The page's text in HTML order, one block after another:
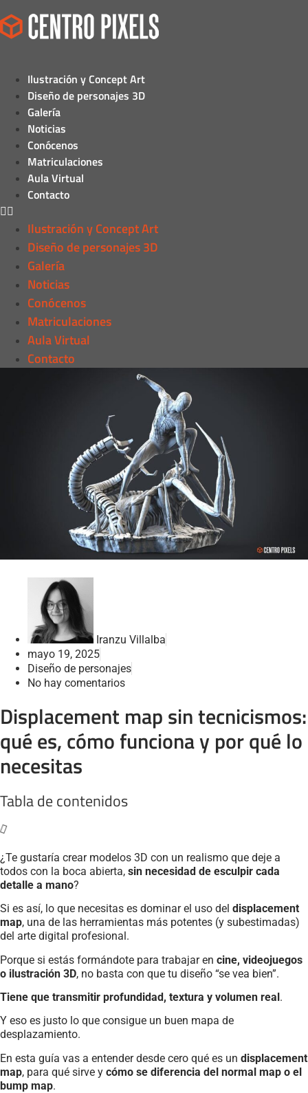
Ilustración y Concept Art
Diseño de personajes 3D
Galería
Noticias
Conócenos
Matriculaciones
Aula Virtual
Contacto
Ilustración y Concept Art
Diseño de personajes 3D
Galería
Noticias
Conócenos
Matriculaciones
Aula Virtual
Contacto
Iranzu Villalba
mayo 19, 2025
Diseño de personajes
No hay comentarios
Displacement map sin tecnicismos:
qué es, cómo funciona y por qué lo
necesitas
Tabla de contenidos
¿Te gustaría crear modelos 3D con un realismo que deje a
todos con la boca abierta, sin necesidad de esculpir cada
detalle a mano?
Si es así, lo que necesitas es dominar el uso del displacement
map, una de las herramientas más potentes (y subestimadas)
del arte digital profesional.
Porque si estás formándote para trabajar en cine, videojuegos
o ilustración 3D, no basta con que tu diseño “se vea bien”.
Tiene que transmitir profundidad, textura y volumen real.
Y eso es justo lo que consigue un buen mapa de
desplazamiento.
En esta guía vas a entender desde cero qué es un displacement
map, para qué sirve y cómo se diferencia del normal map o el
bump map.